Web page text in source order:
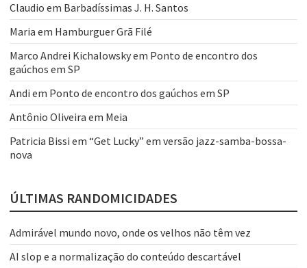
Claudio em Barbadíssimas J. H. Santos
Maria em Hamburguer Grã Filé
Marco Andrei Kichalowskyem Ponto de encontro dos
gaúchos em SP
Andi em Ponto de encontro dos gaúchos em SP
Antônio Oliveira em Meia
Patricia Bissi em “Get Lucky” em versão jazz-samba-bossa-
nova
ÚLTIMAS RANDOMICIDADES
Admirável mundo novo, onde os velhos não têm vez
AI slop e a normalização do conteúdo descartável